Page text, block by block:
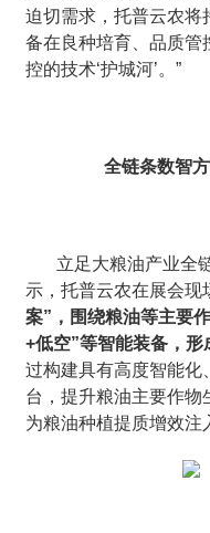
迫切需求，托普云农将
备在良种培育、品质管
控的技术‘护城河’。”
全链条数智
立足大粮油产业全
示，托普云农在展会现
案”，围绕粮油等主要
+低空”等智能装备，
过构建具有高度智能化
台，提升粮油主要作物
为粮油种植提质增效注